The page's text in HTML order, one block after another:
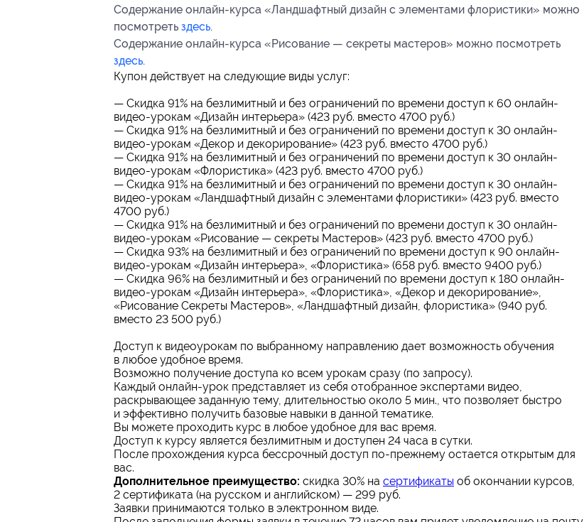
Содержание онлайн-курса «Ландшафтный дизайн c элементами флористики» можно
посмотреть здесь.
Содержание онлайн-курса «Рисование — секреты мастеров» можно посмотреть
здесь.
Купон действует на следующие виды услуг:
— Скидка 91% на безлимитный и без ограничений по времени доступ к 60 онлайн-
видео-урокам «Дизайн интерьера» (423 руб. вместо 4700 руб.)
— Скидка 91% на безлимитный и без ограничений по времени доступ к 30 онлайн-
видео-урокам «Декор и декорирование» (423 руб. вместо 4700 руб.)
— Скидка 91% на безлимитный и без ограничений по времени доступ к 30 онлайн-
видео-урокам «Флористика» (423 руб. вместо 4700 руб.)
— Скидка 91% на безлимитный и без ограничений по времени доступ к 30 онлайн-
видео-урокам «Ландшафтный дизайн c элементами флористики» (423 руб. вместо
4700 руб.)
— Скидка 91% на безлимитный и без ограничений по времени доступ к 30 онлайн-
видео-урокам «Рисование — секреты Мастеров» (423 руб. вместо 4700 руб.)
— Скидка 93% на безлимитный и без ограничений по времени доступ к 90 онлайн-
видео-урокам «Дизайн интерьера», «Флористика» (658 руб. вместо 9400 руб.)
— Скидка 96% на безлимитный и без ограничений по времени доступ к 180 онлайн-
видео-урокам «Дизайн интерьера», «Флористика», «Декор и декорирование»,
«Рисование Секреты Мастеров», «Ландшафтный дизайн, флористика» (940 руб.
вместо 23 500 руб.)
Доступ к видеоурокам по выбранному направлению дает возможность обучения
в любое удобное время.
Возможно получение доступа ко всем урокам сразу (по запросу).
Каждый онлайн-урок представляет из себя отобранное экспертами видео,
раскрывающее заданную тему, длительностью около 5 мин., что позволяет быстро
и эффективно получить базовые навыки в данной тематике.
Вы можете проходить курс в любое удобное для вас время.
Доступ к курсу является безлимитным и доступен 24 часа в сутки.
После прохождения курса бессрочный доступ по-прежнему остается открытым для
вас.
Дополнительное преимущество: скидка 30% на сертификаты об окончании курсов,
2 сертификата (на русском и английском) — 299 руб.
Заявки принимаются только в электронном виде.